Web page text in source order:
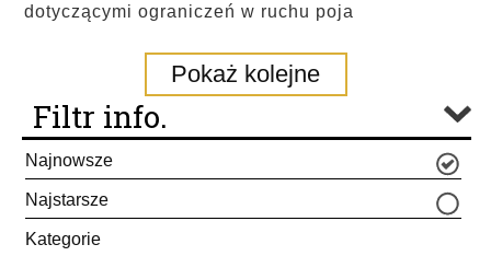
dotyczącymi ograniczeń w ruchu poja
Pokaż kolejne
Filtr info.
Najnowsze
Najstarsze
Kategorie